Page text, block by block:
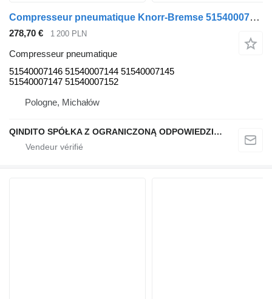
Compresseur pneumatique Knorr-Bremse 51540007146 pour tracteur routier MAN TGX TGS
278,70 € 1 200 PLN
Compresseur pneumatique
51540007146 51540007144 51540007145
51540007147 51540007152
Pologne, Michałów
QINDITO SPÓŁKA Z OGRANICZONĄ ODPOWIEDZIALNOŚCIĄ